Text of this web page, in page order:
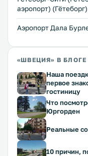
аэропорт) (Гётеборг)
Аэропорт Дала
«ШВЕЦИЯ» В БЛОГЕ
Наша
первое
гостиницу
Что
Юргорден
Реальные
10 причин,